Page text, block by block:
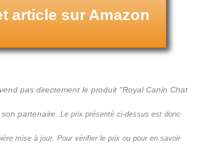
article sur Amazon
pas directement le produit "Royal Canin Chat
partenaire. Le prix présenté ci-dessus est donc
mise à jour. Pour vérifier le prix ou pour en savoir